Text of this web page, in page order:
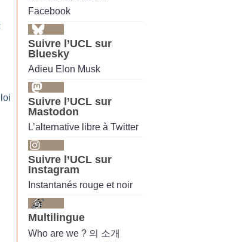
Facebook
Suivre l’UCL sur
Bluesky
Adieu Elon Musk
Suivre l’UCL sur
Mastodon
L’alternative libre à Twitter
Suivre l’UCL sur
Instagram
Instantanés rouge et noir
Multilingue
Who are we ? 의 소개